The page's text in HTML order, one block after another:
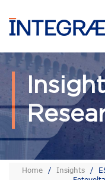
Home / Insights /